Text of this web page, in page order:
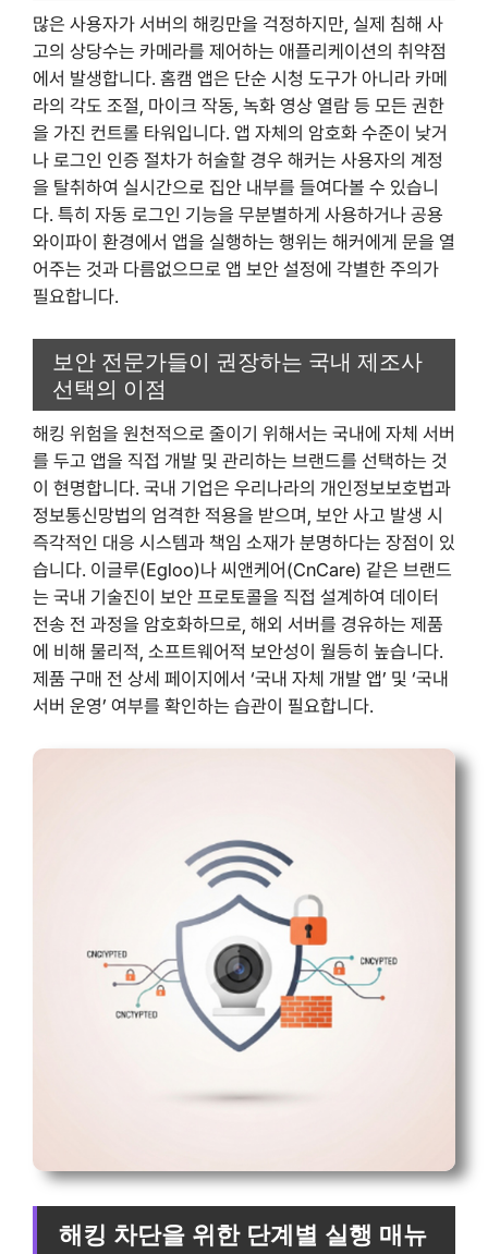
많은 사용자가 서버의 해킹만을 걱정하지만, 실제 침해 사
고의 상당수는 카메라를 제어하는 애플리케이션의 취약점
에서 발생합니다. 홈캠 앱은 단순 시청 도구가 아니라 카메
라의 각도 조절, 마이크 작동, 녹화 영상 열람 등 모든 권한
을 가진 컨트롤 타워입니다. 앱 자체의 암호화 수준이 낮거
나 로그인 인증 절차가 허술할 경우 해커는 사용자의 계정
을 탈취하여 실시간으로 집안 내부를 들여다볼 수 있습니
다. 특히 자동 로그인 기능을 무분별하게 사용하거나 공용
와이파이 환경에서 앱을 실행하는 행위는 해커에게 문을 열
어주는 것과 다름없으므로 앱 보안 설정에 각별한 주의가
필요합니다.
보안 전문가들이 권장하는 국내 제조사
선택의 이점
해킹 위험을 원천적으로 줄이기 위해서는 국내에 자체 서버
를 두고 앱을 직접 개발 및 관리하는 브랜드를 선택하는 것
이 현명합니다. 국내 기업은 우리나라의 개인정보보호법과
정보통신망법의 엄격한 적용을 받으며, 보안 사고 발생 시
즉각적인 대응 시스템과 책임 소재가 분명하다는 장점이 있
습니다. 이글루(Egloo)나 씨앤케어(CnCare) 같은 브랜드
는 국내 기술진이 보안 프로토콜을 직접 설계하여 데이터
전송 전 과정을 암호화하므로, 해외 서버를 경유하는 제품
에 비해 물리적, 소프트웨어적 보안성이 월등히 높습니다.
제품 구매 전 상세 페이지에서 ‘국내 자체 개발 앱’ 및 ‘국내
서버 운영’ 여부를 확인하는 습관이 필요합니다.
해킹 차단을 위한 단계별 실행 매뉴